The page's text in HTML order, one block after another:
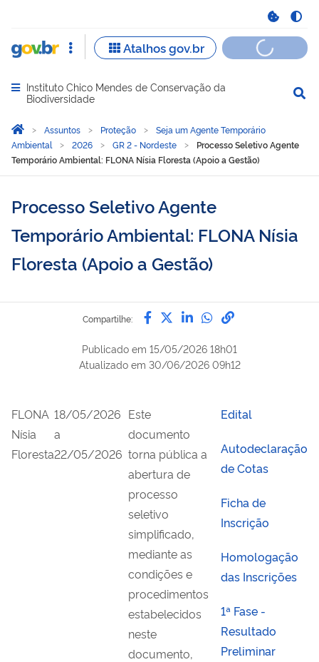
Abrir menu principal de navegação
Instituto Chico Mendes de Conservação da
Biodiversidade
Você está aqui:
Página Inicial
Assuntos Proteção
Seja um Agente Temporário
Ambiental
2026 GR 2 - Nordeste
Processo Seletivo Agente
Temporário Ambiental: FLONA Nísia Floresta (Apoio a Gestão)
Processo Seletivo Agente
Temporário Ambiental: FLONA Nísia
Floresta (Apoio a Gestão)
Compartilhe: Compartilhe por Facebook
Compartilhe por Twitter
Compartilhe por
Compartilhe
link para
Publicado em 15/05/2026 18h01
Atualizado em 30/06/2026 09h12
FLONA
Nísia
Floresta
18/05/2026
a
22/05/2026
Este
documento
torna pública a
abertura de
processo
seletivo
simplificado,
mediante as
condições e
procedimentos
estabelecidos
neste
documento,
Edital
Autodeclaração
de Cotas
Ficha de
Inscrição
Homologação
das Inscrições
1ª Fase -
Resultado
Preliminar